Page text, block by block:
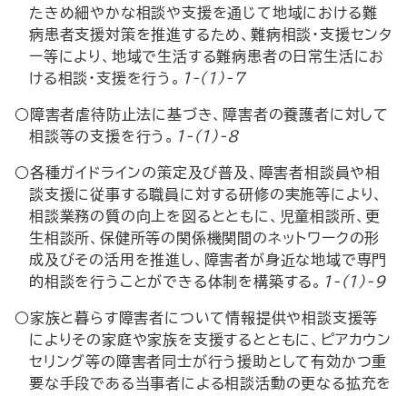
たきめ細やかな相談や支援を通じて地域における難
病患者支援対策を推進するため、難病相談・支援センタ
ー等により、地域で生活する難病患者の日常生活にお
ける相談・支援を行う。 1-(1)-7
○障害者虐待防止法に基づき、障害者の養護者に対して
相談等の支援を行う。 1-(1)-8
○各種ガイドラインの策定及び普及、障害者相談員や相
談支援に従事する職員に対する研修の実施等により、
相談業務の質の向上を図るとともに、児童相談所、更
生相談所、保健所等の関係機関間のネットワークの形
成及びその活用を推進し、障害者が身近な地域で専門
的相談を行うことができる体制を構築する。 1-(1)-9
○家族と暮らす障害者について情報提供や相談支援等
によりその家庭や家族を支援するとともに、ピアカウン
セリング等の障害者同士が行う援助として有効かつ重
要な手段である当事者による相談活動の更なる拡充を